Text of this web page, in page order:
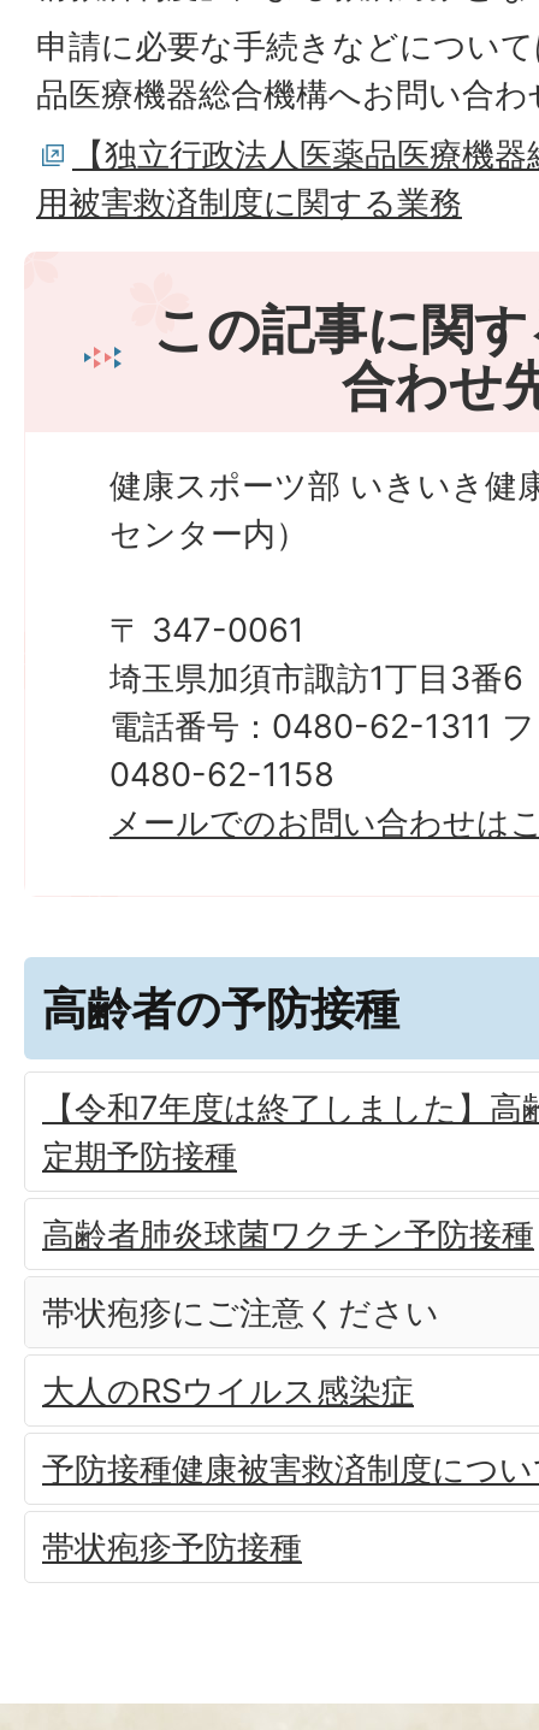
申請に必要な手続きなどについ
品医療機器総合機構へお問い合
【独立行政法人医薬品医療機
用被害救済制度に関する業務
この記事に関
合わせ
健康スポーツ部 いきいき健
センター内）
〒 347-0061
埼玉県加須市諏訪1丁目3番6
電話番号：0480-62-1311
0480-62-1158
メールでのお問い合わせは
高齢者の予防接種
【令和7年度は終了しました】
定期予防接種
高齢者肺炎球菌ワクチン予防接種
帯状疱疹にご注意ください
大人のRSウイルス感染症
予防接種健康被害救済制度につ
帯状疱疹予防接種